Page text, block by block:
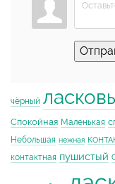
чёрный
Спокойная Маленькая
Небольшая нежная
контактная пушистый